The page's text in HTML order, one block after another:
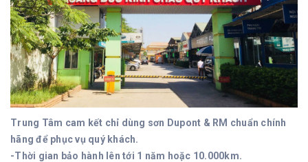
Trung Tâm cam kết chỉ dùng sơn Dupont & RM chuẩn chính
hãng để phục vụ quý khách.
-Thời gian bảo hành lên tới 1 năm hoặc 10.000km.